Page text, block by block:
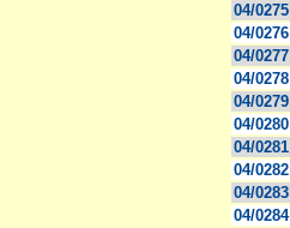
04/0275
04/0276
04/0277
04/0278
04/0279
04/0280
04/0281
04/0282
04/0283
04/0284